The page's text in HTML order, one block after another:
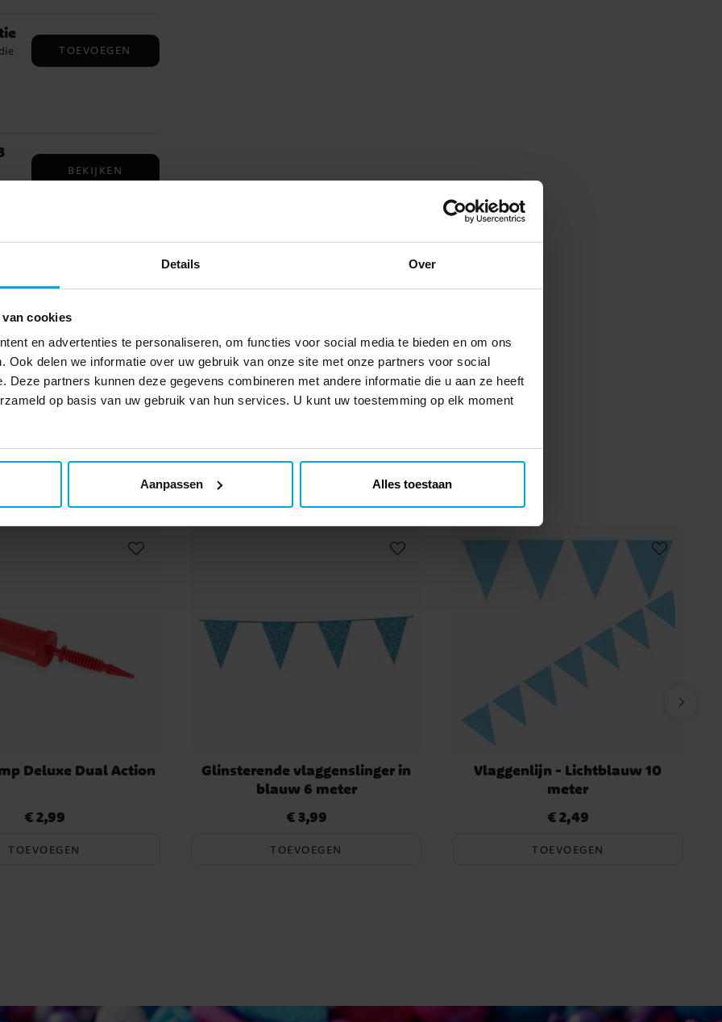
Details Over
cookies
en advertenties te personaliseren, om functies voor social media te bieden en om ons
Ook delen we informatie over uw gebruik van onze site met onze partners voor social
Deze partners kunnen deze gegevens combineren met andere informatie die u aan ze heeft
op basis van uw gebruik van hun services. U kunt uw toestemming op elk moment
Aanpassen Alles toestaan
TOEVOEGEN
BEKIJKEN
Anderen kochten ook
Deluxe Dual Action
Prijs :€ 2,99
€ 2,99
TOEVOEGEN
Glinsterende vlaggenslinger in
blauw 6 meter
Prijs:€ 3,99
€ 3,99
TOEVOEGEN
Vlaggenlijn - Lichtblauw 10
meter
Prijs :€ 2,49
€ 2,49
TOEVOEGEN